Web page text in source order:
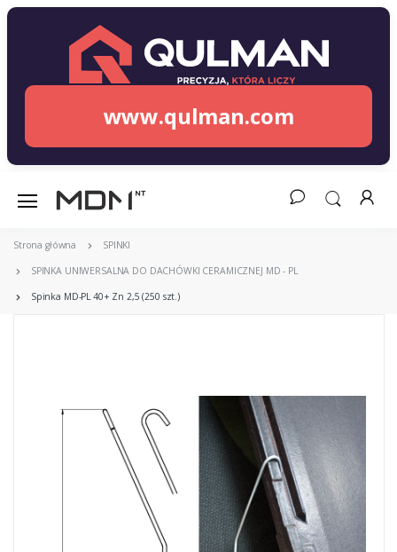
www.qulman.com
Strona główna SPINKI
SPINKA UNIWERSALNA DO DACHÓWKI CERAMICZNEJ MD - PL
Spinka MD-PL 40+ Zn 2,5 (250 szt.)